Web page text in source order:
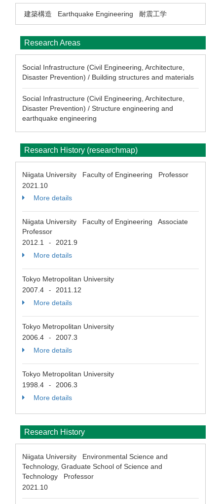
建築構造 Earthquake Engineering 耐震工学
Research Areas
Social Infrastructure (Civil Engineering, Architecture,
Disaster Prevention) / Building structures and materials
Social Infrastructure (Civil Engineering, Architecture,
Disaster Prevention) / Structure engineering and
earthquake engineering
Research History (researchmap)
Niigata University Faculty of Engineering Professor
2021.10
More details
Niigata University Faculty of Engineering Associate
Professor
2012.1
-
2021.9
More details
Tokyo Metropolitan University
2007.4
-
2011.12
More details
Tokyo Metropolitan University
2006.4
-
2007.3
More details
Tokyo Metropolitan University
1998.4
-
2006.3
More details
Research History
Niigata University Environmental Science and
Technology, Graduate School of Science and
Technology Professor
2021.10